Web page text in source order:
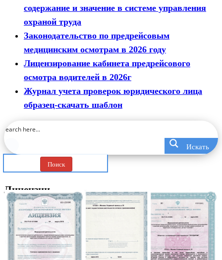
содержание и значение в системе управления
охраной труда
Законодательство по предрейсовым
медицинским осмотрам в 2026 году
Лицензирование кабинета предрейсового
осмотра водителей в 2026г
Журнал учета проверок юридического лица
образец-скачать шаблон
Искать
Поиск
Лицензии